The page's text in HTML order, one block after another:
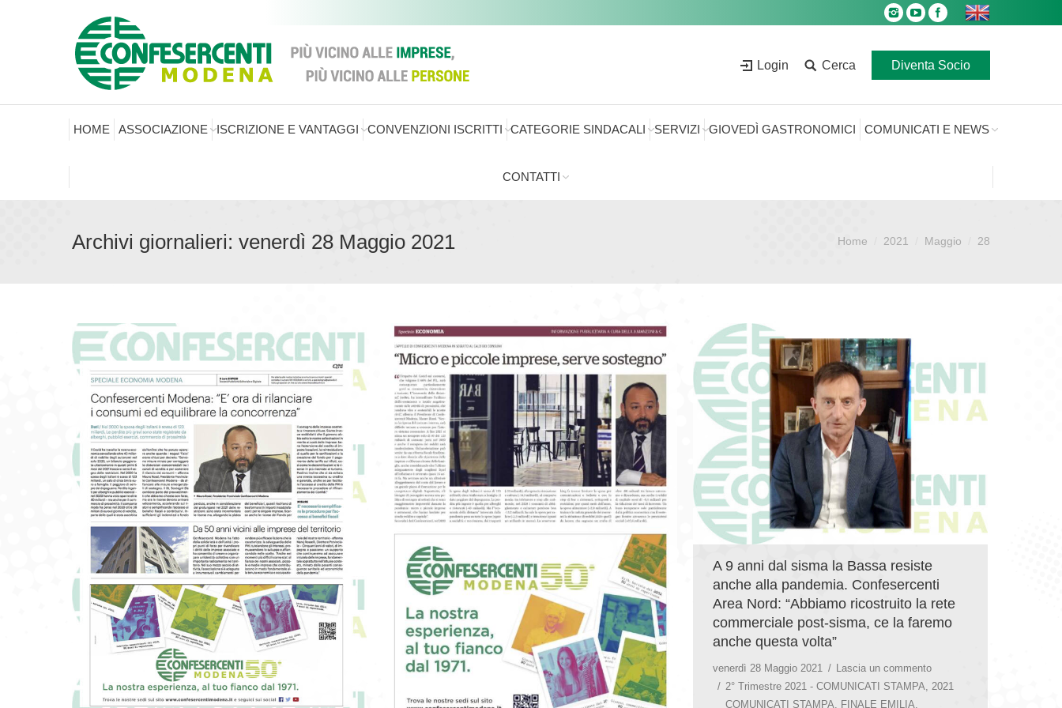
Login Cerca Diventa Socio
HOME ASSOCIAZIONE ISCRIZIONE E VANTAGGI CONVENZIONI ISCRITTI CATEGORIE SINDACALI SERVIZI GIOVEDÌ GASTRONOMICI COMUNICATI E NEWS
CONTATTI
Archivi giornalieri: venerdì 28 Maggio 2021 Home 2021 Maggio 28
A 9 anni dal sisma la Bassa resiste
anche alla pandemia. Confesercenti
Area Nord: “Abbiamo ricostruito la rete
commerciale post-sisma, ce la faremo
anche questa volta”
venerdì 28 Maggio 2021
Lascia un commento
2° Trimestre 2021 - COMUNICATI STAMPA
2021
COMUNICATI STAMPA
FINALE EMILIA